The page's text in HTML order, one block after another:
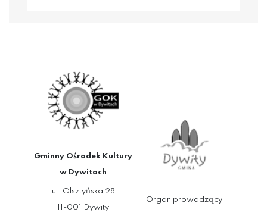
Gminny Ośrodek Kultury
w Dywitach
ul. Olsztyńska 28
11-001 Dywity
Organ prowadzący